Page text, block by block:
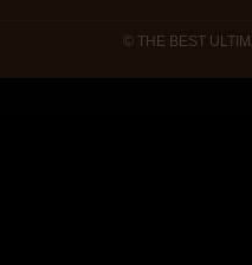
© THE BEST